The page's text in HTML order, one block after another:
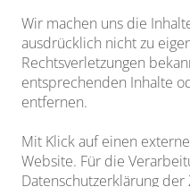
Wir machen uns die
ausdrücklich nicht zu
Rechtsverletzungen
entsprechenden Inhalte
entfernen.
Mit Klick auf einen
Website. Für die
Datenschutzerklärung